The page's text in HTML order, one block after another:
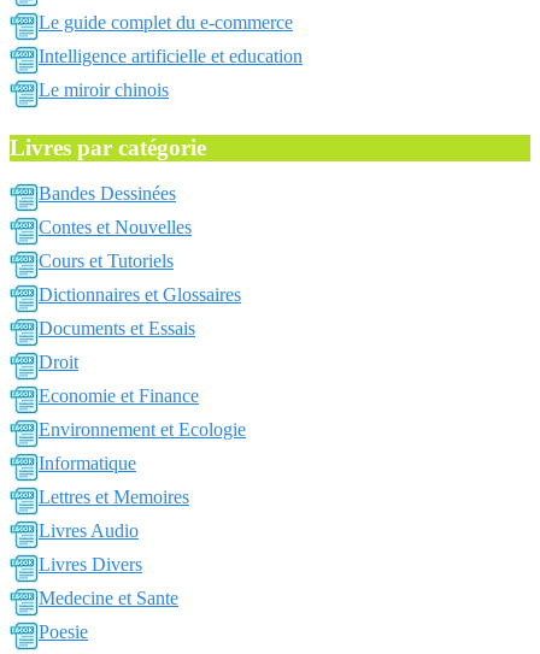
Le guide complet du e-commerce
Intelligence artificielle et education
Le miroir chinois
Livres par catégorie
Bandes Dessinées
Contes et Nouvelles
Cours et Tutoriels
Dictionnaires et Glossaires
Documents et Essais
Droit
Economie et Finance
Environnement et Ecologie
Informatique
Lettres et Memoires
Livres Audio
Livres Divers
Medecine et Sante
Poesie